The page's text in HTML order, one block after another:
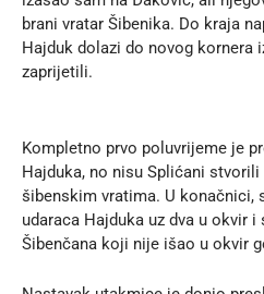
brani vratar Šibenika. Do kraja
Hajduk dolazi do novog kornera
zaprijetili.
Kompletno prvo poluvrijeme je
Hajduka, no nisu Splićani
šibenskim vratima. U
udaraca Hajduka uz dva u okvir i
Šibenčana koji nije išao u okvir